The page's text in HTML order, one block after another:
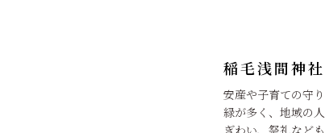
稲毛浅間神社
安産や子育ての守
緑が多く、地域の
ぎわい、祭礼など